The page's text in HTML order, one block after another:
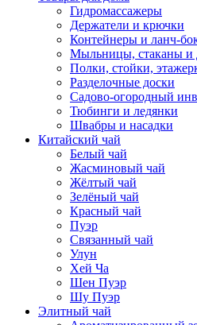
Гидромассажеры
Держатели и крючки
Контейнеры и ланч-
Мыльницы, стаканы и
Полки, стойки,
Разделочные доски
Садово-огородный
Тюбинги и ледянки
Швабры и насадки
Китайский чай
Белый чай
Жасминовый чай
Жёлтый чай
Зелёный чай
Красный чай
Пуэр
Связанный чай
Улун
Хей Ча
Шен Пуэр
Шу Пуэр
Элитный чай